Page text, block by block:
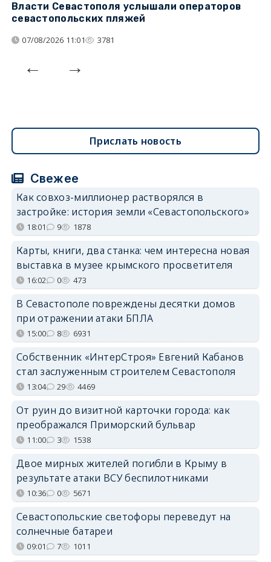
Власти Севастополя услышали операторов
севастопольских пляжей
07/08/2026 11:01 3781
Прислать новость
Свежее
Как совхоз-миллионер растворялся в
застройке: история земли «Севастопольского»
18:01 9 1878
Карты, книги, два станка: чем интересна новая
выставка в музее крымского просветителя
16:02 0 473
В Севастополе повреждены десятки домов
при отражении атаки БПЛА
15:00 8 6931
Собственник «ИнтерСтроя» Евгений Кабанов
стал заслуженным строителем Севастополя
13:04 29 4469
От руин до визитной карточки города: как
преображался Приморский бульвар
11:00 3 1538
Двое мирных жителей погибли в Крыму в
результате атаки ВСУ беспилотниками
10:36 0 5671
Севастопольские светофоры переведут на
солнечные батареи
09:01 7 1011